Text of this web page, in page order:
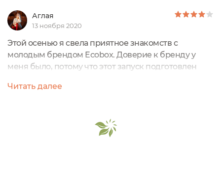
Аглая
13 ноября 2020
Этой осенью я свела приятное знакомств с
молодым брендом Ecobox. Доверие к бренду у
меня было, потому что этот запуск подготовлен
начал стремительно меняться, выросли цены на
что-то максимально доступное и качественное.
Долго думали, как это возможно, когда дорожает
Читать далее